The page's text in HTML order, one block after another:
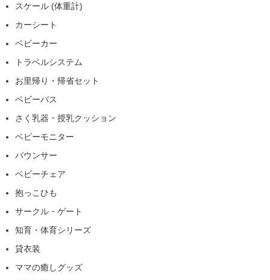
スケール (体重計)
カーシート
ベビーカー
トラベルシステム
お里帰り・帰省セット
ベビーバス
さく乳器・授乳クッション
ベビーモニター
バウンサー
ベビーチェア
抱っこひも
サークル・ゲート
知育・体育シリーズ
貸衣装
ママの癒しグッズ